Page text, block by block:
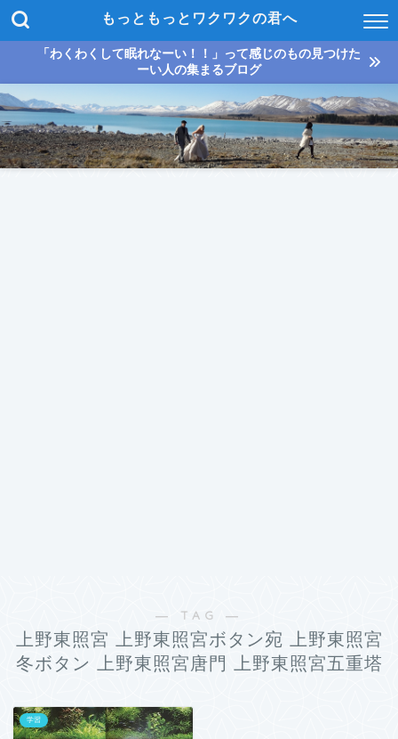
もっともっとワクワクの君へ
「わくわくして眠れなーい！！」って感じのもの見つけた
ーい人の集まるブログ
― TAG ―
上野東照宮 上野東照宮ボタン宛 上野東照宮
冬ボタン 上野東照宮唐門 上野東照宮五重塔
学習